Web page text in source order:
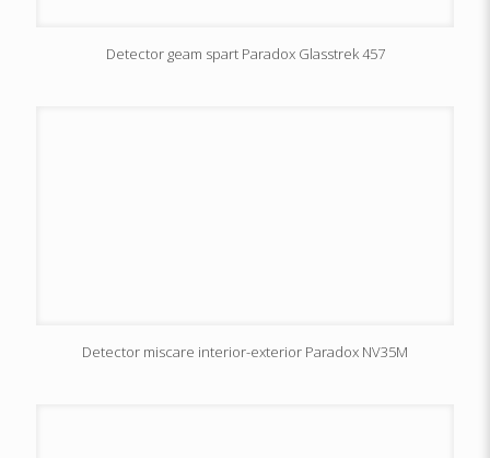
Detector geam spart Paradox Glasstrek 457
Detector miscare interior-exterior Paradox NV35M